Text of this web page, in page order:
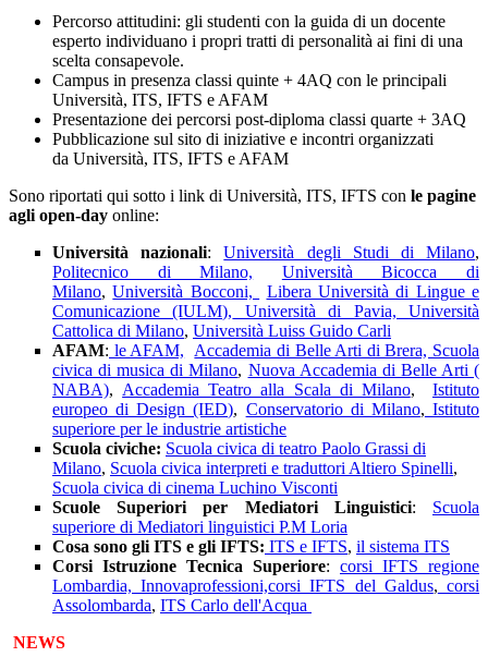
Percorso attitudini: gli studenti con la guida di un docente
esperto individuano i propri tratti di personalità ai fini di una
scelta consapevole.
Campus in presenza classi quinte + 4AQ con le principali
Università, ITS, IFTS e AFAM
Presentazione dei percorsi post-diploma classi quarte + 3AQ
Pubblicazione sul sito di iniziative e incontri organizzati
da Università, ITS, IFTS e AFAM
Sono riportati qui sotto i link di Università, ITS, IFTS con le pagine
agli open-day online:
Università nazionali:Università degli Studi di Milano,
Politecnico di Milano,
Università Bicocca di
Milano,Università Bocconi,
Libera Università di Lingue e
Comunicazione (IULM), Università di Pavia,Università
Cattolica di Milano, Università Luiss Guido Carli
AFAM: le AFAM, Accademia di Belle Arti di Brera, Scuola
civica di musica di Milano, Nuova Accademia di Belle Arti (
NABA), Accademia Teatro alla Scala di Milano, Istituto
europeo di Design (IED), Conservatorio di Milano, Istituto
superiore per le industrie artistiche
Scuola civiche: Scuola civica di teatro Paolo Grassi di
Milano, Scuola civica interpreti e traduttori Altiero Spinelli,
Scuola civica di cinema Luchino Visconti
Scuole Superiori per Mediatori Linguistici: Scuola
superiore di Mediatori linguistici P.M Loria
Cosa sono gli ITS e gli IFTS: ITS e IFTS, il sistema ITS
Corsi Istruzione Tecnica Superiore: corsi IFTS regione
Lombardia, Innovaprofessioni,corsi IFTS del Galdus, corsi
Assolombarda, ITS Carlo dell'Acqua
NEWS